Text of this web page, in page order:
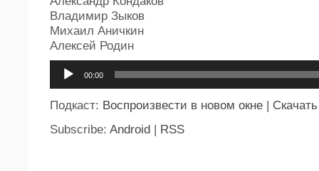
Владимир Зыков
Михаил Аничкин
Алексей Родин
00:00
Подкаст: Воспроизвести в новом окне | Скачать
Subscribe: Android | RSS